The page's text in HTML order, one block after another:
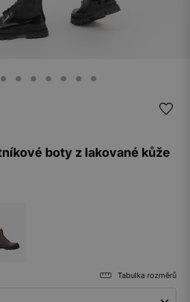
boty z lakované kůže
Tabulka rozměrů